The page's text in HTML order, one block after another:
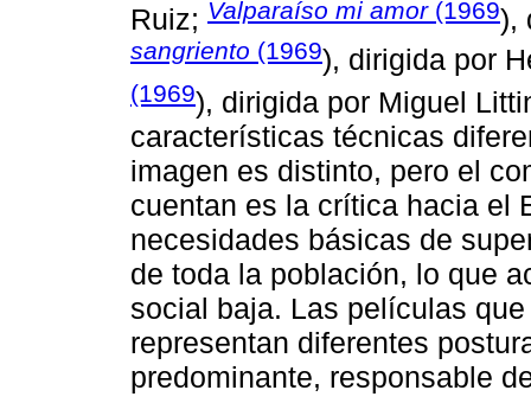
Ruiz; Valparaíso mi amor(1969),
sangriento (1969), dirigida por
(1969), dirigida por Miguel
características técnicas
imagen es distinto, pero el
cuentan es la crítica hacia el
necesidades básicas de
de toda la población, lo que
social baja. Las películas
representan diferentes
predominante, responsable